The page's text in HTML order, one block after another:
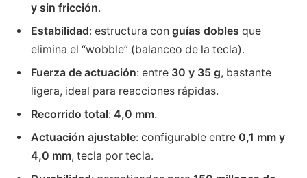
y sin fricción.
Estabilidad: estructura con guías dobles que
elimina el “wobble” (balanceo de la tecla).
Fuerza de actuación: entre 30 y 35 g, bastante
ligera, ideal para reacciones rápidas.
Recorrido total: 4,0 mm.
Actuación ajustable: configurable entre 0,1 mm y
4,0 mm, tecla por tecla.